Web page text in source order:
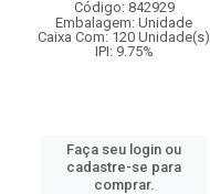
Código: 842929
Embalagem: Unidade
Caixa Com: 120 Unidade(s)
IPI: 9.75%
Faça seu login ou
cadastre-se para
comprar.